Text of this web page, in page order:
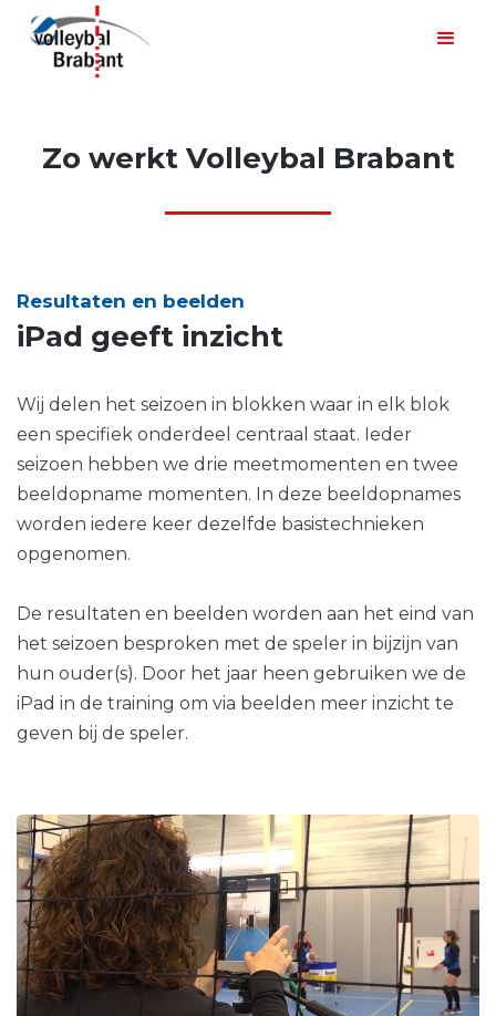
Zo werkt Volleybal Brabant
Resultaten en beelden
iPad geeft inzicht
Wij delen het seizoen in blokken waar in elk blok
een specifiek onderdeel centraal staat. Ieder
seizoen hebben we drie meetmomenten en twee
beeldopname momenten. In deze beeldopnames
worden iedere keer dezelfde basistechnieken
opgenomen.
De resultaten en beelden worden aan het eind van
het seizoen besproken met de speler in bijzijn van
hun ouder(s). Door het jaar heen gebruiken we de
iPad in de training om via beelden meer inzicht te
geven bij de speler.